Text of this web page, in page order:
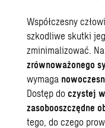
Współczesny
szkodliwe skutki
zminimalizować.
zrównoważonego
wymaga
Dostęp do czystej
zasobooszczędne
tego, do czego